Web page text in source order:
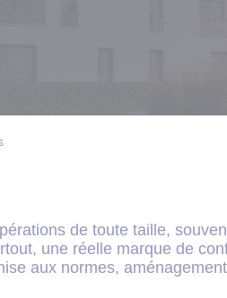
de toute taille,
une réelle marque de
aux normes,